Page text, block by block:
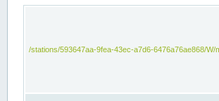
/stations/593647aa-9fea-43ec-a7d6-6476a76ae868/W/